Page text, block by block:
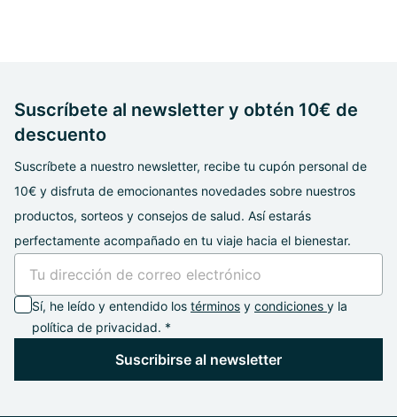
Suscríbete al newsletter y obtén 10€ de
descuento
Suscríbete a nuestro newsletter, recibe tu cupón personal de
10€ y disfruta de emocionantes novedades sobre nuestros
productos, sorteos y consejos de salud. Así estarás
perfectamente acompañado en tu viaje hacia el bienestar.
Sí, he leído y entendido los términos y condiciones y la
política de privacidad. *
Suscribirse al newsletter